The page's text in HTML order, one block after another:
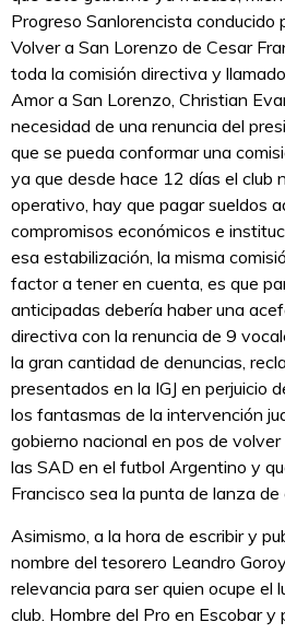
Progreso Sanlorencista conducido
Volver a San Lorenzo de Cesar
toda la comisión directiva y
Amor a San Lorenzo, Christian
necesidad de una renuncia del
que se pueda conformar una
ya que desde hace 12 días el club
operativo, hay que pagar sueldos
compromisos económicos e
esa estabilización, la misma
factor a tener en cuenta, es que
anticipadas debería haber una
directiva con la renuncia de 9
la gran cantidad de denuncias,
presentados en la IGJ en perjuicio
los fantasmas de la intervención
gobierno nacional en pos de
las SAD en el futbol Argentino y
Francisco sea la punta de lanza
Asimismo, a la hora de escribir y
nombre del tesorero Leandro
relevancia para ser quien ocupe el
club. Hombre del Pro en Escobar